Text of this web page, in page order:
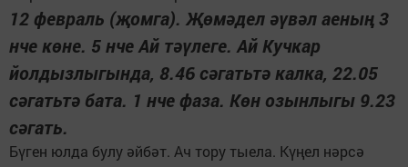
12 февраль (җомга). Җөмәдел әүвәл аеның 3
нче көне. 5 нче Ай тәүлеге. Ай Кучкар
йолдызлыгында, 8.46 сәгатьтә калка, 22.05
сәгатьтә бата. 1 нче фаза. Көн озынлыгы 9.23
сәгать.
Бүген юлда булу әйбәт. Ач тору тыела. Күңел нәрсә